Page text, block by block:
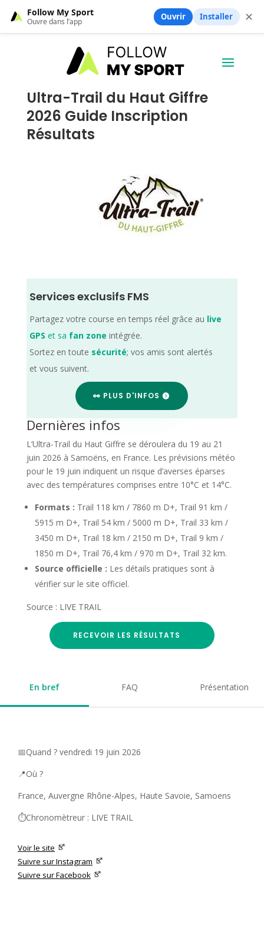
Ultra-Trail du Haut Giffre
2026 Guide Inscription
Résultats
Services exclusifs FMS
Partagez votre course en temps réel grâce au live
GPS et sa fan zone intégrée.
Sortez en toute sécurité; vos amis sont alertés
et vous suivent.
👀 PLUS D'INFOS
Dernières infos
L’Ultra-Trail du Haut Giffre se déroulera du 19 au 21
juin 2026 à Samoëns, en France. Les prévisions météo
pour le 19 juin indiquent un risque d’averses éparses
avec des températures comprises entre 10°C et 14°C.
Formats : Trail 118 km / 7860 m D+, Trail 91 km /
5915 m D+, Trail 54 km / 5000 m D+, Trail 33 km /
3450 m D+, Trail 18 km / 2150 m D+, Trail 9 km /
1850 m D+, Trail 76,4 km / 970 m D+, Trail 32 km.
Source officielle : Les détails pratiques sont à
vérifier sur le site officiel.
Source : LIVE TRAIL
RECEVOIR LES RÉSULTATS
En bref FAQ Présentation
📅Quand ? vendredi 19 juin 2026
📍Où ?
France, Auvergne Rhône-Alpes, Haute Savoie, Samoens
⏱️Chronomètreur : LIVE TRAIL
Voir le site
Suivre sur Instagram
Suivre sur Facebook
Follow My Sport
Ouvre dans l’app Ouvrir Installer ✕